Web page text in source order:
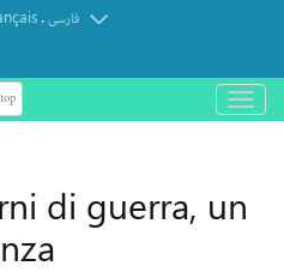
.فارسی
باز
و
منوdi guerra, un